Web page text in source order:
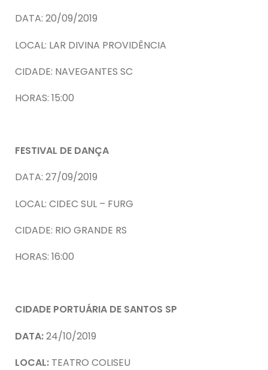
DATA: 20/09/2019
LOCAL: LAR DIVINA PROVIDÊNCIA
CIDADE: NAVEGANTES SC
HORAS: 15:00
FESTIVAL DE DANÇA
DATA: 27/09/2019
LOCAL: CIDEC SUL – FURG
CIDADE: RIO GRANDE RS
HORAS: 16:00
CIDADE PORTUÁRIA DE SANTOS SP
DATA:24/10/2019
LOCAL: TEATRO COLISEU